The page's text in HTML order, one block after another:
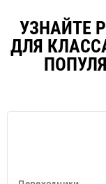
УЗНАЙТЕ
ДЛЯ